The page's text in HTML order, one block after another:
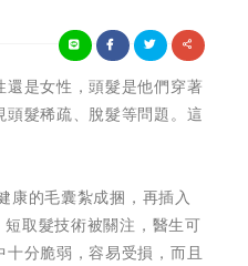
是女性，頭髮是他們穿著
髮稀疏、脫髮等問題。這
康的毛囊紮成捆，再插入
取髮技術被關注，醫生可
分脆弱，容易受損，而且